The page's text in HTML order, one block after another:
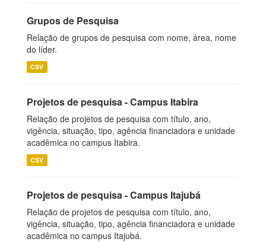
Grupos de Pesquisa
Relação de grupos de pesquisa com nome, área, nome
do líder.
CSV
Projetos de pesquisa - Campus Itabira
Relação de projetos de pesquisa com título, ano,
vigência, situação, tipo, agência financiadora e unidade
acadêmica no campus Itabira.
CSV
Projetos de pesquisa - Campus Itajubá
Relação de projetos de pesquisa com título, ano,
vigência, situação, tipo, agência financiadora e unidade
acadêmica no campus Itajubá.